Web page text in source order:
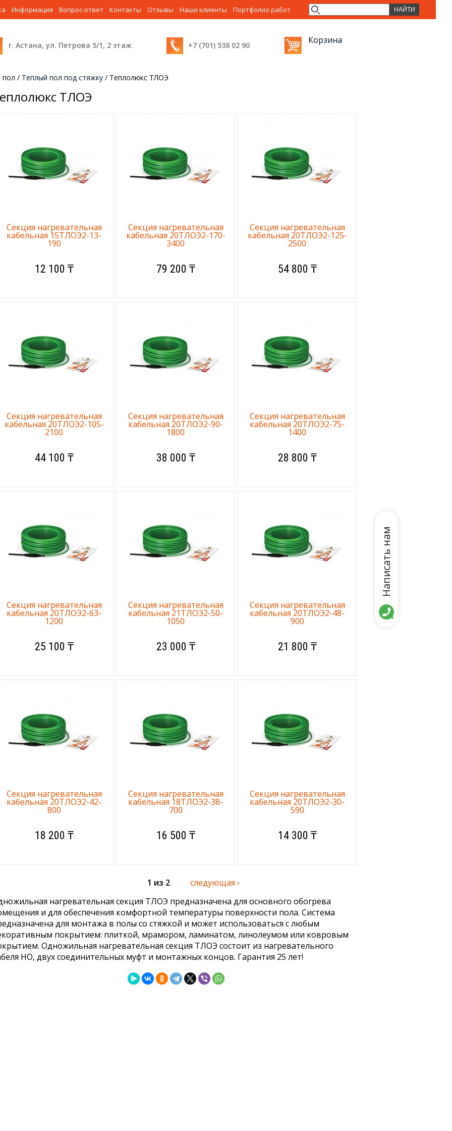
Информация Вопрос-ответ Контакты Отзывы Наши клиенты Портфолио работ
г. Астана, ул. Петрова 5/1, 2 этаж +7 (701) 538 02 90 Корзина
пол / Теплый пол под стяжку / Теплолюкс ТЛОЭ
ТЛОЭ
Секция нагревательная
кабельная 15ТЛОЭ2-13-
190
12 100 ₸
Секция нагревательная
кабельная 20ТЛОЭ2-170-
3400
79 200 ₸
Секция нагревательная
кабельная 20ТЛОЭ2-125-
2500
54 800 ₸
Секция нагревательная
кабельная 20ТЛОЭ2-105-
2100
44 100 ₸
Секция нагревательная
кабельная 20ТЛОЭ2-90-
1800
38 000 ₸
Секция нагревательная
кабельная 20ТЛОЭ2-75-
1400
28 800 ₸
Секция нагревательная
кабельная 20ТЛОЭ2-63-
1200
25 100 ₸
Секция нагревательная
кабельная 21ТЛОЭ2-50-
1050
23 000 ₸
Секция нагревательная
кабельная 20ТЛОЭ2-48-
900
21 800 ₸
Секция нагревательная
кабельная 20ТЛОЭ2-42-
800
18 200 ₸
Секция нагревательная
кабельная 18ТЛОЭ2-38-
700
16 500 ₸
Секция нагревательная
кабельная 20ТЛОЭ2-30-
590
14 300 ₸
1 из 2
следующая ›
нагревательная секция ТЛОЭ предназначена для основного обогрева
и для обеспечения комфортной температуры поверхности пола. Система
для монтажа в полы со стяжкой и может использоваться с любым
покрытием: плиткой, мрамором, ламинатом, линолеумом или ковровым
Одножильная нагревательная секция ТЛОЭ состоит из нагревательного
НО, двух соединительных муфт и монтажных концов. Гарантия 25 лет!
Написать нам